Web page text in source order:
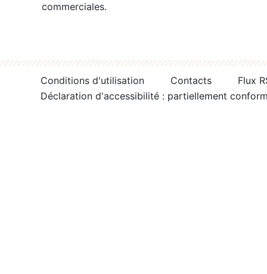
commerciales.
Conditions d'utilisation Contacts
Flux
Déclaration d'accessibilité : partiellement